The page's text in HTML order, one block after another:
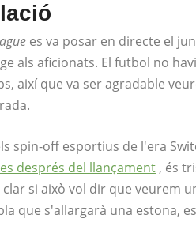
es va posar en directe el
als aficionats. El futbol no
així que va ser agradable
spin-off esportius de l'era
després del llançament , és
clar si això vol dir que veurem
que s'allargarà una estona,